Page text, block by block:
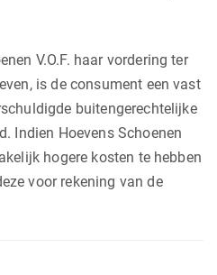
V.O.F. haar vordering ter
is de consument een vast
buitengerechtelijke
Indien Hoevens Schoenen
hogere kosten te hebben
voor rekening van de